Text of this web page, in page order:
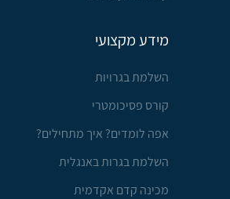
מידע מקצועי
השלמת בגרויות
קורס פסיכומטרי
אפה לומדים? איך מתחילים?
השלמת בגרות באנגלית
מכינה קדם אקדמית